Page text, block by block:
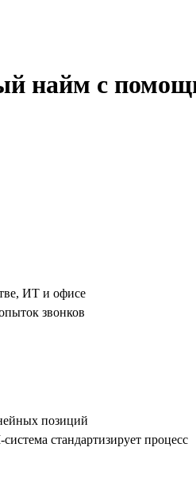
с
ИТ и офисе
звонков
позиций
стандартизирует процесс